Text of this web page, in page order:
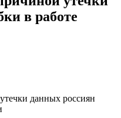
в работе